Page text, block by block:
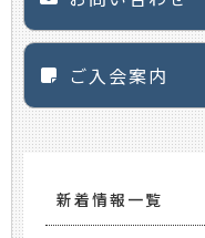
ご入会案内
新着情報一覧